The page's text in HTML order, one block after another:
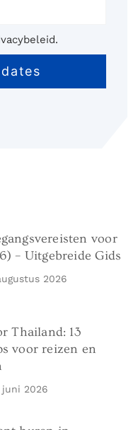
voor
– Uitgebreide Gids
2026
Thailand: 13
voor reizen en
juni 2026